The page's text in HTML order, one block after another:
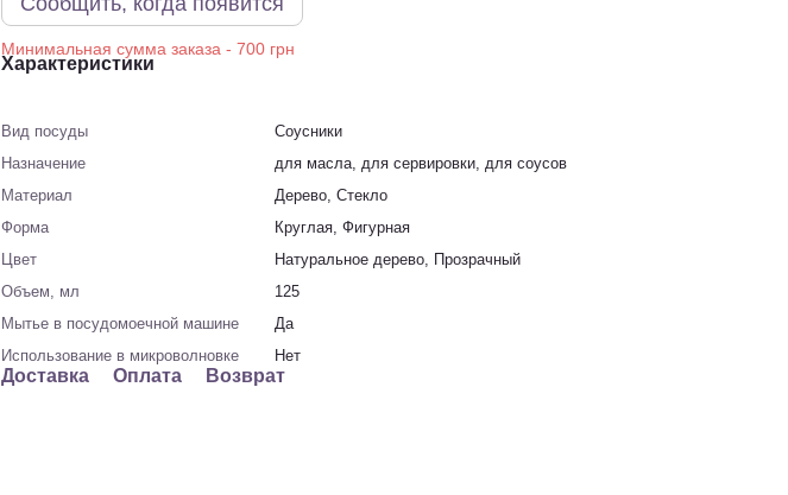
Характеристики
Вид посуды
Соусники
Назначение
для масла, для сервировки, для соусов
Материал
Дерево, Стекло
Форма
Круглая, Фигурная
Цвет
Натуральное дерево, Прозрачный
Объем, мл
125
Мытье в посудомоечной машине
Да
Использование в микроволновке
Нет
Доставка Оплата Возврат